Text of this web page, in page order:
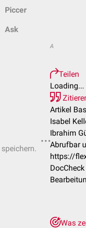
Piccer
Ask
A
Teilen
Loading...
Artikel
Isabel
Ibrahim
Abrufbar
https://
Was